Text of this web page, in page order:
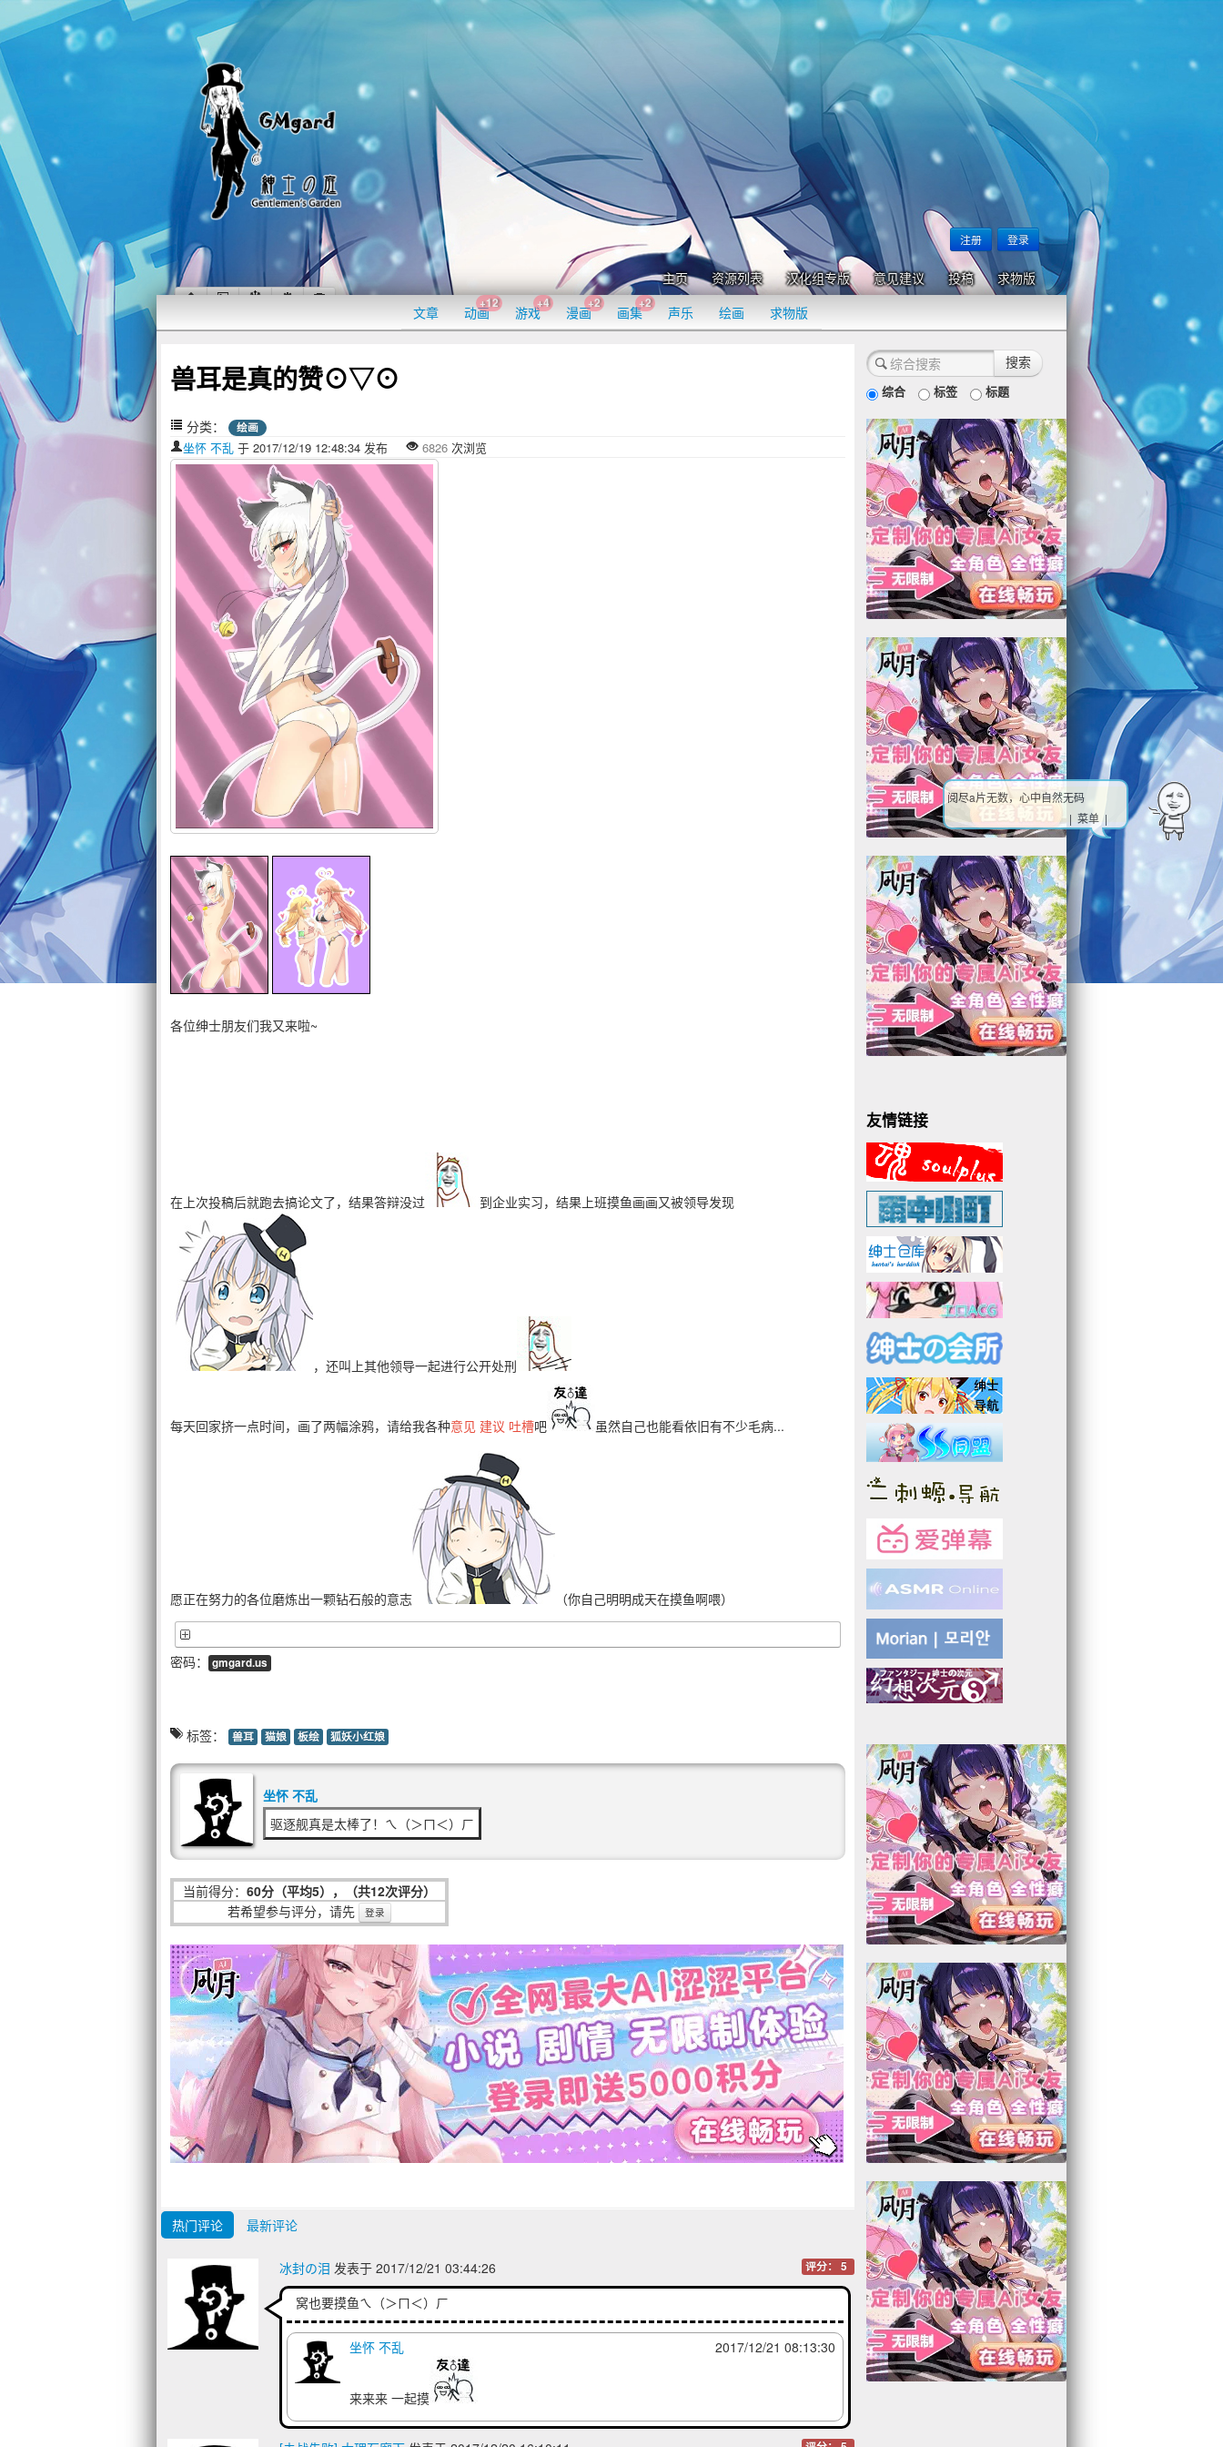
注册 登录
主页 资源列表 汉化组专版 意见建议 投稿 求物版
文章 动画
+12
游戏
+4
漫画
+2
画集
+2
声乐 绘画 求物版
兽耳是真的赞⊙▽⊙
分类： 绘画
坐怀 不乱 于 2017/12/19 12:48:34 发布 6826 次浏览
各位绅士朋友们我又来啦~
在上次投稿后就跑去搞论文了，结果答辩没过 到企业实习，结果上班摸鱼画画又被领导发现
，还叫上其他领导一起进行公开处刑
每天回家挤一点时间，画了两幅涂鸦，请给我各种意见 建议 吐槽吧 虽然自己也能看依旧有不少毛病...
愿正在努力的各位磨炼出一颗钻石般的意志 （你自己明明成天在摸鱼啊喂）
密码： gmgard.us
标签： 兽耳 猫娘 板绘 狐妖小红娘
坐怀 不乱
驱逐舰真是太棒了！ㄟ（＞ㄇ＜）ㄏ
当前得分： 60分（平均5），（共12次评分）
若希望参与评分，请先
登录
热门评论 最新评论
冰封の泪 发表于 2017/12/21 03:44:26 评分： 5
窝也要摸鱼ㄟ（＞ㄇ＜）ㄏ
2017/12/21 08:13:30
坐怀 不乱
来来来 一起摸
综合 标签 标题
友情链接
阅尽a片无数，心中自然无码
| 菜单 |